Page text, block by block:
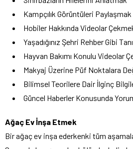
Kampçılık Görüntüleri Paylaşmak
Hobiler Hakkında Videolar
Yaşadığınız Şehri Rehber Gibi
Hayvan Bakımı Konulu Videolar
Makyaj Üzerine Püf Noktalara
Bilimsel Teorilere Dair İlginç
Güncel Haberler Konusunda
Ağaç Ev İnşa Etmek
Bir ağaç ev inşa ederkenki tüm